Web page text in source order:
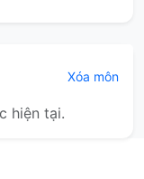
Xóa môn
hiện tại.